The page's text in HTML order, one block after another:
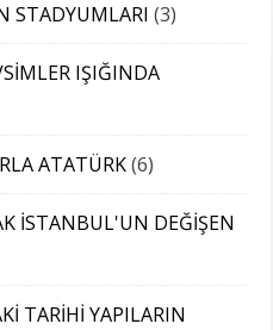
STADYUMLARI (3)
IŞIĞINDA
ATATÜRK(6)
İSTANBUL'UN DEĞİŞEN
TARİHİ YAPILARIN